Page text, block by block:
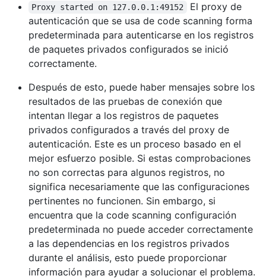
Proxy started on 127.0.0.1:49152
El proxy de
autenticación que se usa de code scanning forma
predeterminada para autenticarse en los registros
de paquetes privados configurados se inició
correctamente.
Después de esto, puede haber mensajes sobre los
resultados de las pruebas de conexión que
intentan llegar a los registros de paquetes
privados configurados a través del proxy de
autenticación. Este es un proceso basado en el
mejor esfuerzo posible. Si estas comprobaciones
no son correctas para algunos registros, no
significa necesariamente que las configuraciones
pertinentes no funcionen. Sin embargo, si
encuentra que la code scanning configuración
predeterminada no puede acceder correctamente
a las dependencias en los registros privados
durante el análisis, esto puede proporcionar
información para ayudar a solucionar el problema.